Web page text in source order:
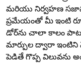
మరియు నిర్వహణ
ప్రమేయంతో మీ ఇంటి
డోర్‌ను చాలా కాలం
మార్పుల ద్వారా ఇంటిని
పెడితే గొప్ప విలువను